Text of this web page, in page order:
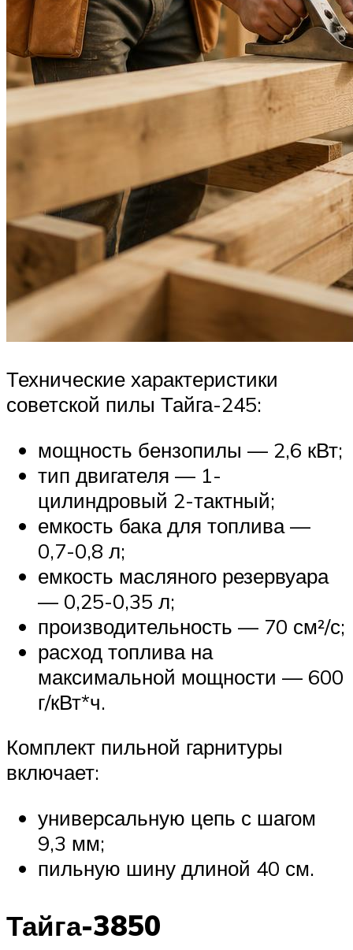
Технические характеристики
советской пилы Тайга-245:
мощность бензопилы — 2,6 кВт;
тип двигателя — 1-
цилиндровый 2-тактный;
емкость бака для топлива —
0,7-0,8 л;
емкость масляного резервуара
— 0,25-0,35 л;
производительность — 70 см²/с;
расход топлива на
максимальной мощности — 600
г/кВт*ч.
Комплект пильной гарнитуры
включает:
универсальную цепь с шагом
9,3 мм;
пильную шину длиной 40 см.
Тайга-3850